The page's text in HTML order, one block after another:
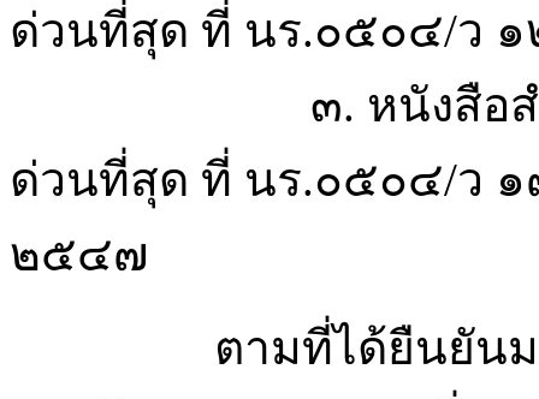
ด่วนที่สุด ที่ นร.๐๕๐๔/ว
๓. หนังสือสำนักเ
ด่วนที่สุด ที่ นร.๐๕๐๔/ว
๒๕๔๗
ตามที่ได้ยืนยันมติค